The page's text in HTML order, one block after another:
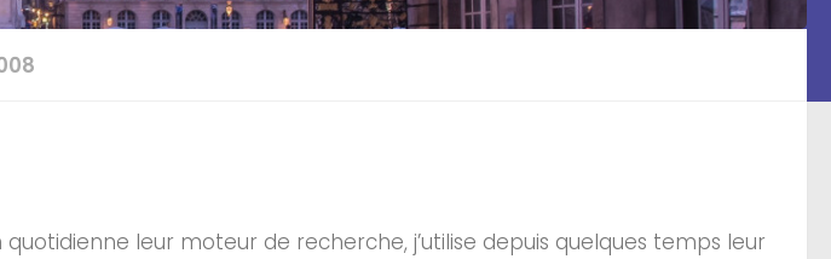
quotidienne leur moteur de recherche, j’utilise depuis quelques temps leur